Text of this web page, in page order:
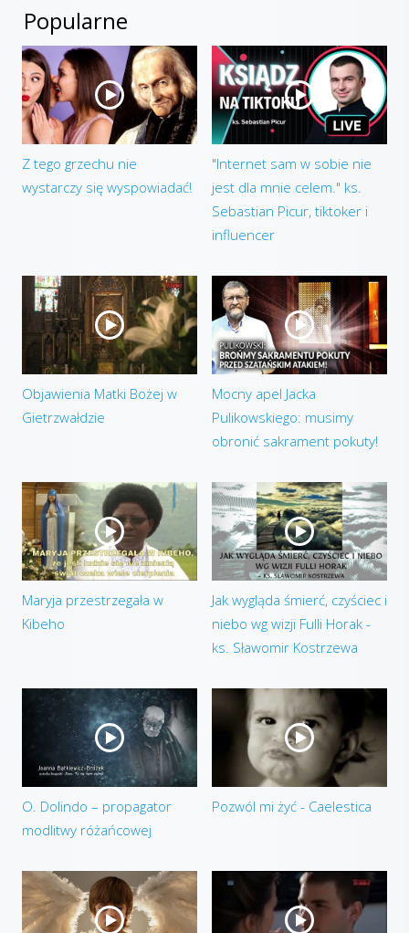
Popularne
Z tego grzechu nie
wystarczy się wyspowiadać!
"Internet sam w sobie nie
jest dla mnie celem." ks.
Sebastian Picur, tiktoker i
influencer
Objawienia Matki Bożej w
Gietrzwałdzie
Mocny apel Jacka
Pulikowskiego: musimy
obronić sakrament pokuty!
Maryja przestrzegała w
Kibeho
Jak wygląda śmierć, czyściec i
niebo wg wizji Fulli Horak -
ks. Sławomir Kostrzewa
O. Dolindo – propagator
modlitwy różańcowej
Pozwól mi żyć - Caelestica